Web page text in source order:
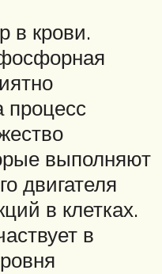
в крови.
процесс
выполняют
двигателя
в клетках.
в